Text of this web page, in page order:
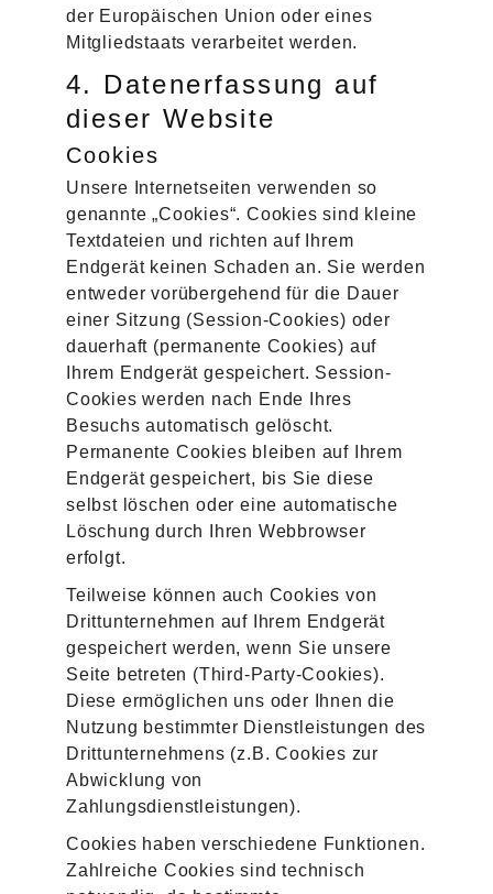
der Europäischen Union oder eines
Mitgliedstaats verarbeitet werden.
4. Datenerfassung auf
dieser Website
Cookies
Unsere Internetseiten verwenden so
genannte „Cookies“. Cookies sind kleine
Textdateien und richten auf Ihrem
Endgerät keinen Schaden an. Sie werden
entweder vorübergehend für die Dauer
einer Sitzung (Session-Cookies) oder
dauerhaft (permanente Cookies) auf
Ihrem Endgerät gespeichert. Session-
Cookies werden nach Ende Ihres
Besuchs automatisch gelöscht.
Permanente Cookies bleiben auf Ihrem
Endgerät gespeichert, bis Sie diese
selbst löschen oder eine automatische
Löschung durch Ihren Webbrowser
erfolgt.
Teilweise können auch Cookies von
Drittunternehmen auf Ihrem Endgerät
gespeichert werden, wenn Sie unsere
Seite betreten (Third-Party-Cookies).
Diese ermöglichen uns oder Ihnen die
Nutzung bestimmter Dienstleistungen des
Drittunternehmens (z.B. Cookies zur
Abwicklung von
Zahlungsdienstleistungen).
Cookies haben verschiedene Funktionen.
Zahlreiche Cookies sind technisch